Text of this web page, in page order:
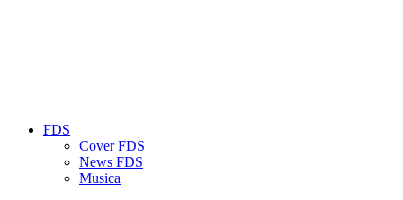
FDS
Cover FDS
News FDS
Musica